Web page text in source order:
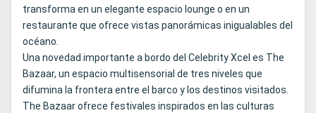
transforma en un elegante espacio lounge o en un
restaurante que ofrece vistas panorámicas inigualables del
océano.
Una novedad importante a bordo del Celebrity Xcel es The
Bazaar, un espacio multisensorial de tres niveles que
difumina la frontera entre el barco y los destinos visitados.
The Bazaar ofrece festivales inspirados en las culturas